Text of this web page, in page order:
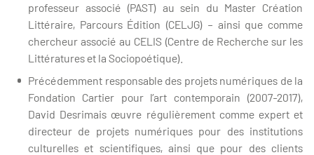
professeur associé (PAST) au sein du Master Création
Littéraire, Parcours Édition (CELJG) – ainsi que comme
chercheur associé au CELIS (Centre de Recherche sur les
Littératures et la Sociopoétique).
Précédemment responsable des projets numériques de la
Fondation Cartier pour l’art contemporain (2007-2017),
David Desrimais œuvre régulièrement comme expert et
directeur de projets numériques pour des institutions
culturelles et scientifiques, ainsi que pour des clients